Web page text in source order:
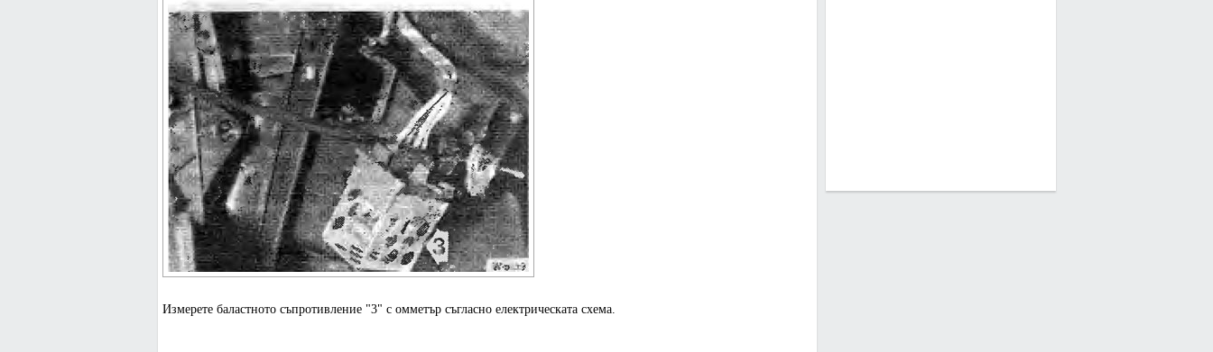
Измерете баластното съпротивление "3" с омметър съгласно електрическата схема.